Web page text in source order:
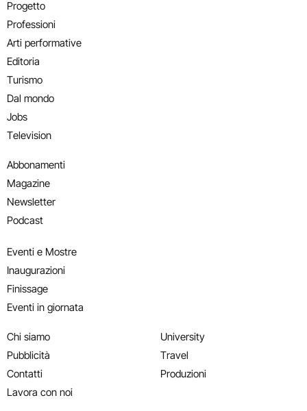
Progetto
Professioni
Arti performative
Editoria
Turismo
Dal mondo
Jobs
Television
Abbonamenti
Magazine
Newsletter
Podcast
Eventi e Mostre
Inaugurazioni
Finissage
Eventi in giornata
Chi siamo
Pubblicità
Contatti
Lavora con noi
University
Travel
Produzioni